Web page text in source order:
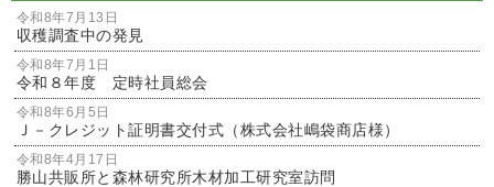
令和8年7月13日
収穫調査中の発見
令和8年7月1日
令和８年度 定時社員総会
令和8年6月5日
Ｊ－クレジット証明書交付式（株式会社嶋袋商店様）
令和8年4月17日
勝山共販所と森林研究所木材加工研究室訪問